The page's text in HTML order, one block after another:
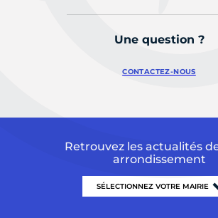
Une question ?
CONTACTEZ-NOUS
Retrouvez les actualités
arrondissement